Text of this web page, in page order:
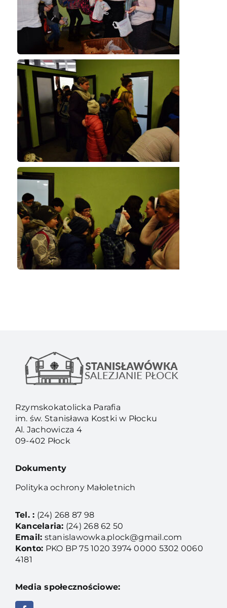
Rzymskokatolicka Parafia
im. św. Stanisława Kostki w Płocku
Al. Jachowicza 4
09-402 Płock
Dokumenty
Polityka ochrony Małoletnich
Tel. : (24) 268 87 98
Kancelaria: (24) 268 62 50
Email: stanislawowka.plock@gmail.com
Konto: PKO BP 75 1020 3974 0000 5302 0060
4181
Media społecznościowe: